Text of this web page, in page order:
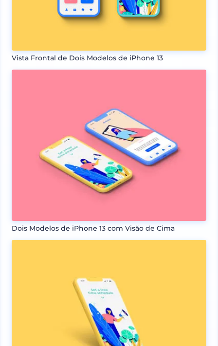
Vista Frontal de Dois Modelos de iPhone 13
Dois Modelos de iPhone 13 com Visão de Cima